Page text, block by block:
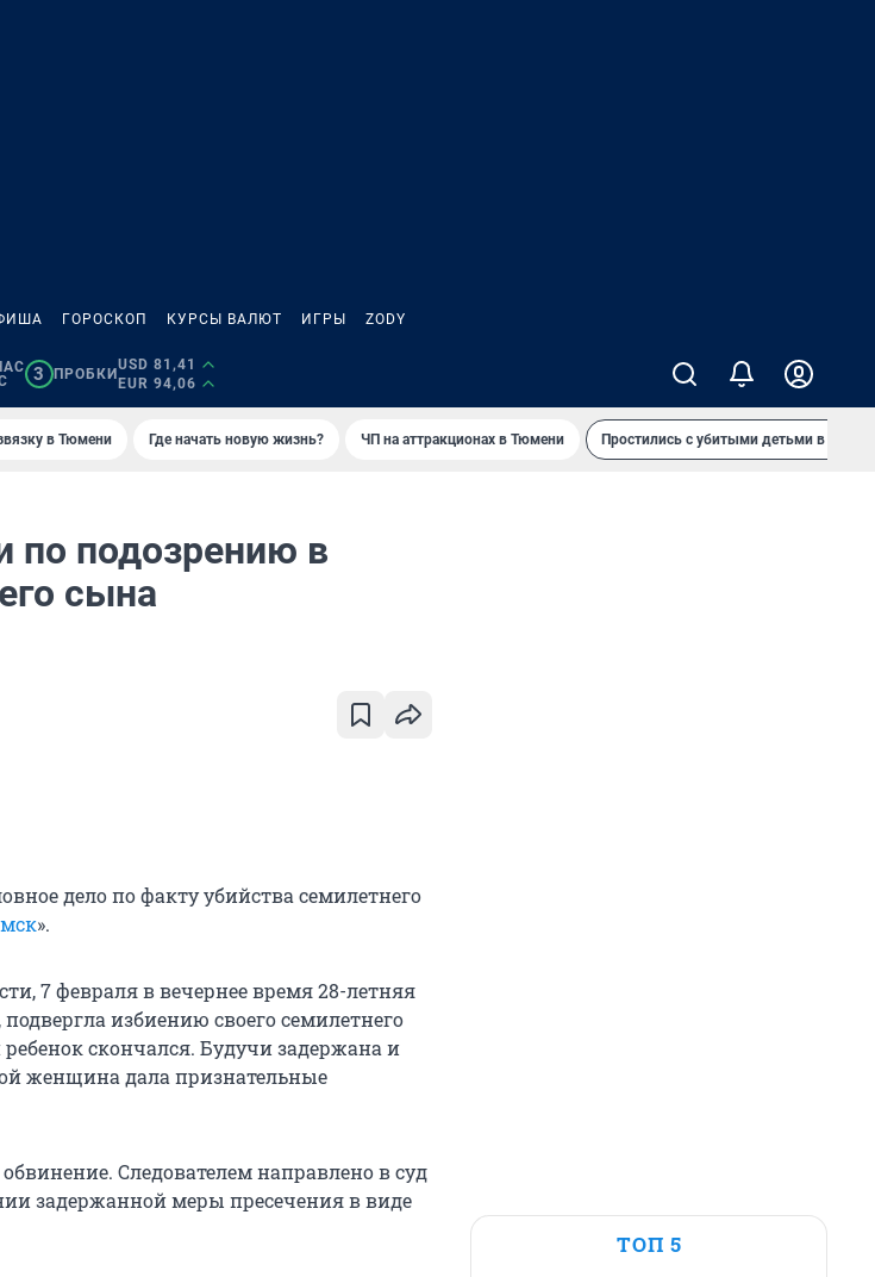
ГОРОСКОП КУРСЫ ВАЛЮТ ИГРЫ ZODY
3 ПРОБКИ
USD 81,41
EUR 94,06
в Тюмени Где начать новую жизнь? ЧП на аттракционах в Тюмени Простились с убитыми детьми в
по подозрению в
сына
дело по факту убийства семилетнего
».
7 февраля в вечернее время 28-летняя
избиению своего семилетнего
скончался. Будучи задержана и
женщина дала признательные
Следователем направлено в суд
задержанной меры пресечения в виде
ТОП 5